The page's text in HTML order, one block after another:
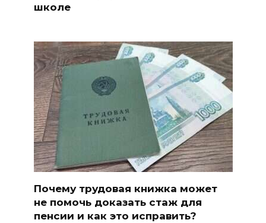
школе
Почему трудовая книжка может
не помочь доказать стаж для
пенсии и как это исправить?